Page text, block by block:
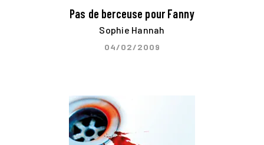
Pas de berceuse pour Fanny
Sophie Hannah
04/02/2009